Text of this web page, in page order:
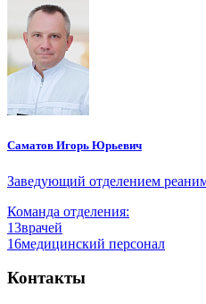
Саматов Игорь Юрьевич
Заведующий отделением
Команда отделения:
13врачей
16медицинский персонал
Контакты